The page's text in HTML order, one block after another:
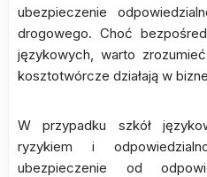
ubezpieczenie
drogowego. Choć
językowych, warto
kosztotwórcze działają w
W przypadku szkół
ryzykiem i
ubezpieczenie od